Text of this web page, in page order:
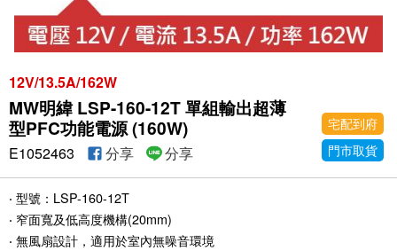
12V/13.5A/162W
MW明緯 LSP-160-12T 單組輸出超薄
型PFC功能電源 (160W)
宅配到府
門市取貨
E1052463 分享 分享
‧ 型號：LSP-160-12T
‧ 窄面寬及低高度機構(20mm)
‧ 無風扇設計，適用於室內無噪音環境